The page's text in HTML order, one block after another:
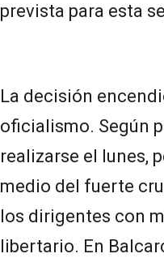
prevista para esta
La decisión
oficialismo. Según
realizarse el lunes,
medio del fuerte
los dirigentes con
libertario. En